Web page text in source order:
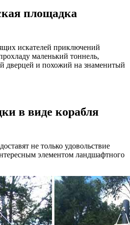
площадка
искателей приключений
маленький тоннель,
дверцей и похожий на знаменитый
в виде корабля
не только удовольствие
элементом ландшафтного